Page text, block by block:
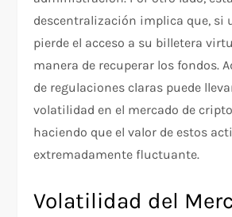
descentralización implica que, si
pierde el acceso a su billetera
manera de recuperar los fondos.
de regulaciones claras puede
volatilidad en el mercado de
haciendo que el valor de estos
extremadamente fluctuante.
Volatilidad del